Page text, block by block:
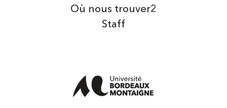
Où nous trouver2
Staff